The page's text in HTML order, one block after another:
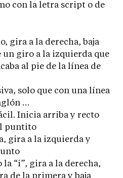
con la letra script o de
gira a la derecha, baja
un giro a la izquierda que
al pie de la línea de
solo que con una línea
…
Inicia arriba y recto
puntito
gira a la izquierda y
“i”, gira a la derecha,